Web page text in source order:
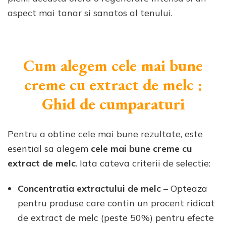
aspect mai tanar si sanatos al tenului.
Cum alegem cele mai bune
creme cu extract de melc :
Ghid de cumparaturi
Pentru a obtine cele mai bune rezultate, este
esential sa alegem cele mai bune creme cu
extract de melc. Iata cateva criterii de selectie:
Concentratia extractului de melc – Opteaza
pentru produse care contin un procent ridicat
de extract de melc (peste 50%) pentru efecte